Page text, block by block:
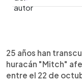
► Escuchar
25 años han
huracán "Mitch"
entre el 22 de